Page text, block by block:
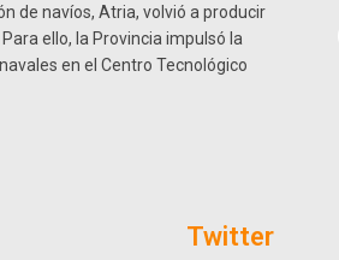
de navíos, Atria, volvió a producir
ello, la Provincia impulsó la
en el Centro Tecnológico
Twitter